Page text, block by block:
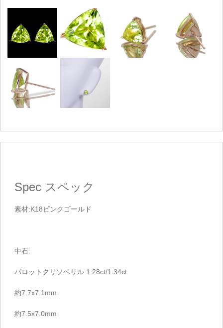
Spec スペック
素材:K18ピンクゴールド
中石:
パロットクリソベリル 1.28ct/1.34ct
約7.7x7.1mm
約7.5x7.0mm